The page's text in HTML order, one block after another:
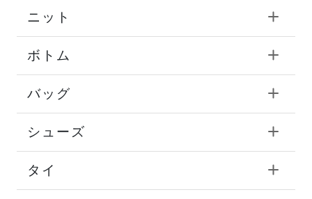
ニット
ボトム
バッグ
シューズ
タイ